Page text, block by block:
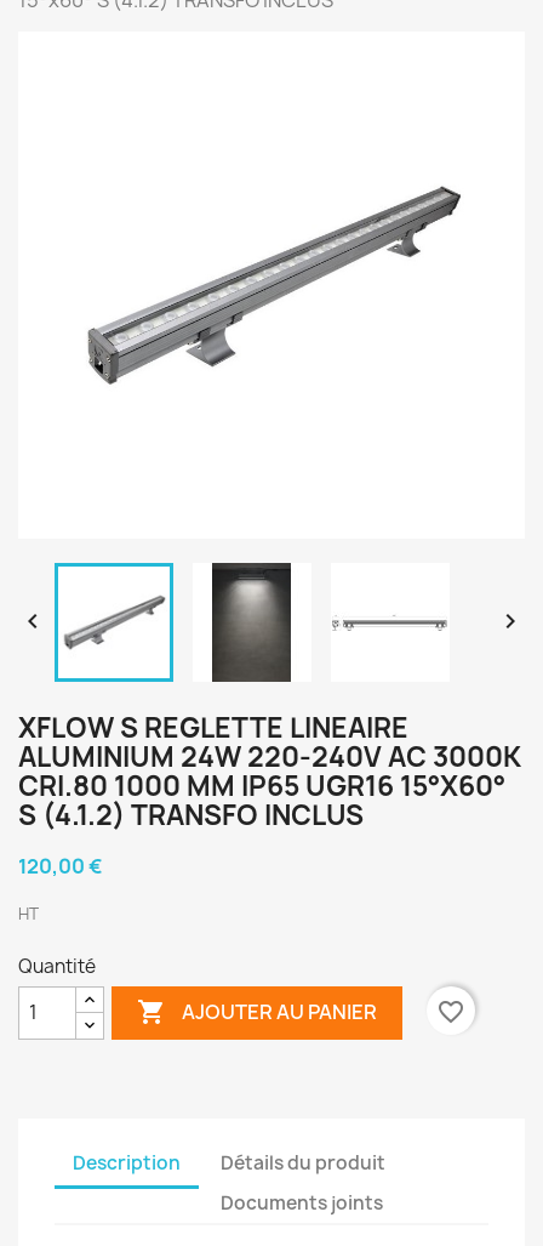
 
XFLOW S REGLETTE LINEAIRE
ALUMINIUM 24W 220-240V AC 3000K
CRI.80 1000 MM IP65 UGR16 15°X60°
S (4.1.2) TRANSFO INCLUS
120,00 €
HT
Quantité
 AJOUTER AU PANIER favorite_border
Description
Détails du produit
Documents joints